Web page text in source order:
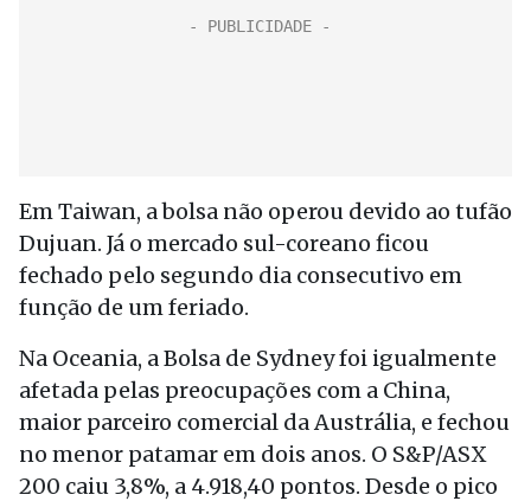
Em Taiwan, a bolsa não operou devido ao tufão
Dujuan. Já o mercado sul-coreano ficou
fechado pelo segundo dia consecutivo em
função de um feriado.
Na Oceania, a Bolsa de Sydney foi igualmente
afetada pelas preocupações com a China,
maior parceiro comercial da Austrália, e fechou
no menor patamar em dois anos. O S&P/ASX
200 caiu 3,8%, a 4.918,40 pontos. Desde o pico